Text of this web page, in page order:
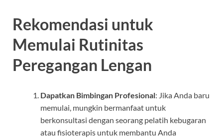
Rekomendasi untuk
Memulai Rutinitas
Peregangan Lengan
Dapatkan Bimbingan Profesional: Jika Anda baru
memulai, mungkin bermanfaat untuk
berkonsultasi dengan seorang pelatih kebugaran
atau fisioterapis untuk membantu Anda